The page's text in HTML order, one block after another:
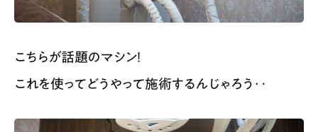
こちらが話題のマシン！
これを使ってどうやって施術するんじゃろう‥